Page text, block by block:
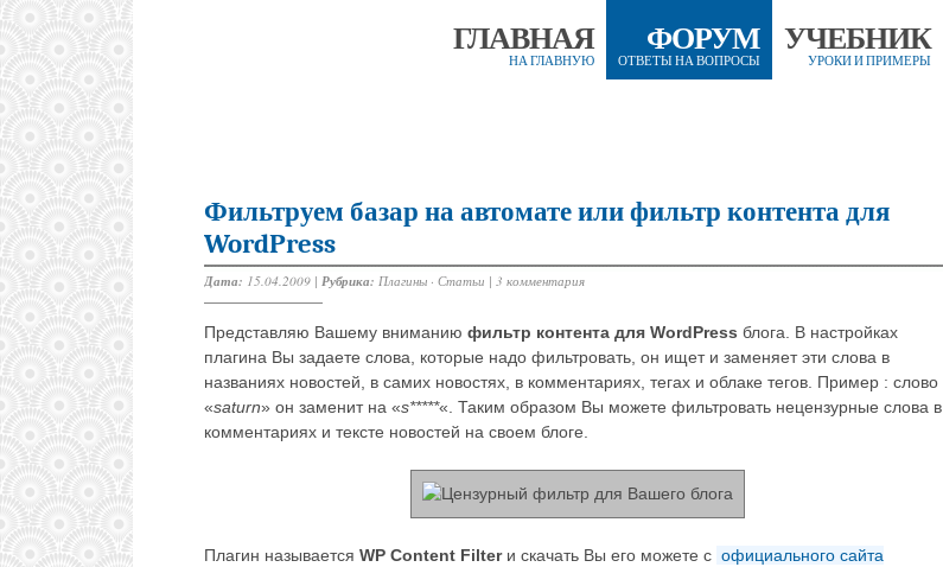
ГЛАВНАЯ
НА ГЛАВНУЮ
ФОРУМ
ОТВЕТЫ НА ВОПРОСЫ
УЧЕБНИК
УРОКИ И ПРИМЕРЫ
Фильтруем базар на автомате или фильтр контента для
WordPress
Дата: 15.04.2009 | Рубрика: Плагины · Статьи | 3 комментария
Представляю Вашему вниманию фильтр контента для WordPress блога. В настройках
плагина Вы задаете слова, которые надо фильтровать, он ищет и заменяет эти слова в
названиях новостей, в самих новостях, в комментариях, тегах и облаке тегов. Пример : слово
«saturn» он заменит на «s*****«. Таким образом Вы можете фильтровать нецензурные слова в
комментариях и тексте новостей на своем блоге.
Плагин называется WP Content Filterи скачать Вы его можете с официального сайта